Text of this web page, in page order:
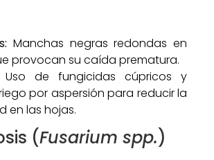
Manchas negras redondas en
provocan su caída prematura.
Uso de fungicidas cúpricos y
por aspersión para reducir la
en las hojas.
(Fusarium spp.)